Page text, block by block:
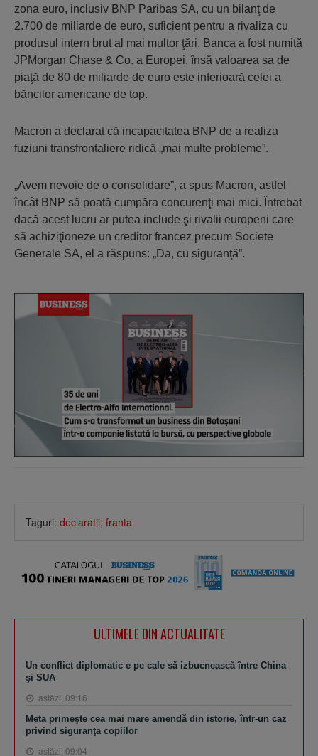
zona euro, inclusiv BNP Paribas SA, cu un bilanţ de
2.700 de miliarde de euro, suficient pentru a rivaliza cu
produsul intern brut al mai multor ţări. Banca a fost numită
JPMorgan Chase & Co. a Europei, însă valoarea sa de
piaţă de 80 de miliarde de euro este inferioară celei a
băncilor americane de top.
Macron a declarat că incapacitatea BNP de a realiza
fuziuni transfrontaliere ridică „mai multe probleme”.
„Avem nevoie de o consolidare”, a spus Macron, astfel
încât BNP să poată cumpăra concurenţi mai mici. Întrebat
dacă acest lucru ar putea include şi rivalii europeni care
să achiziţioneze un creditor francez precum Societe
Generale SA, el a răspuns: „Da, cu siguranţă”.
Taguri: declaratii, franta
ULTIMELE DIN ACTUALITATE
Un conflict diplomatic e pe cale să izbucnească între China
şi SUA
astăzi, 09:16
Meta primeşte cea mai mare amendă din istorie, într-un caz
privind siguranţa copiilor
astăzi, 09:04